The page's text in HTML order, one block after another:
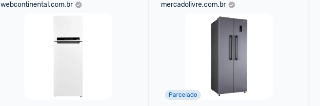
webcontinental.com.br mercadolivre.com.br
Parcelado